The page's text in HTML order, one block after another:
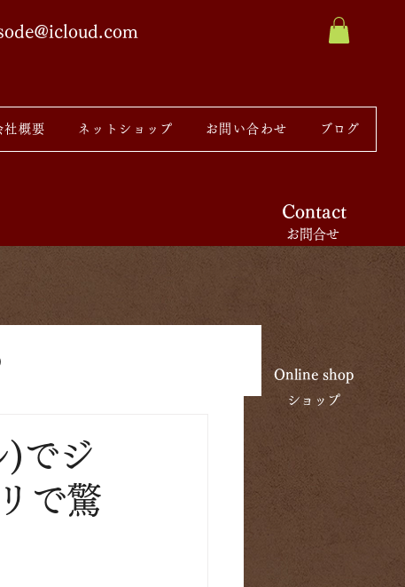
Contact
お問合せ
Online shop
​ショップ
社概要 ネットショップ お問い合わせ ブログ
)でジ
で驚